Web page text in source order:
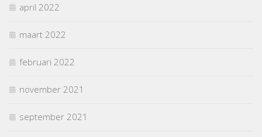
april 2022
maart 2022
februari 2022
november 2021
september 2021